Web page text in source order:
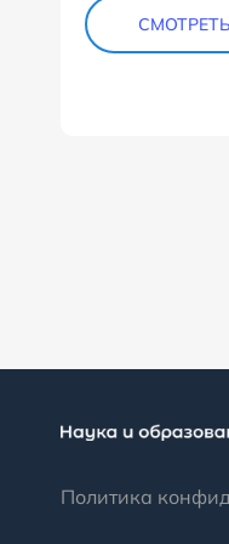
СМОТРЕТЬ
Политика